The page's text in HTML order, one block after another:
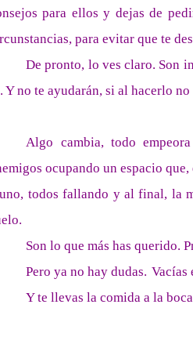
para ellos y dejas de
para evitar que te
De pronto, lo ves claro. Son
Y no te ayudarán, si al hacerlo no
Algo cambia, todo
ocupando un espacio
todos fallando y al final, la
Son lo que más has querido.
Pero ya no hay dudas. Vacías
Y te llevas la comida a la